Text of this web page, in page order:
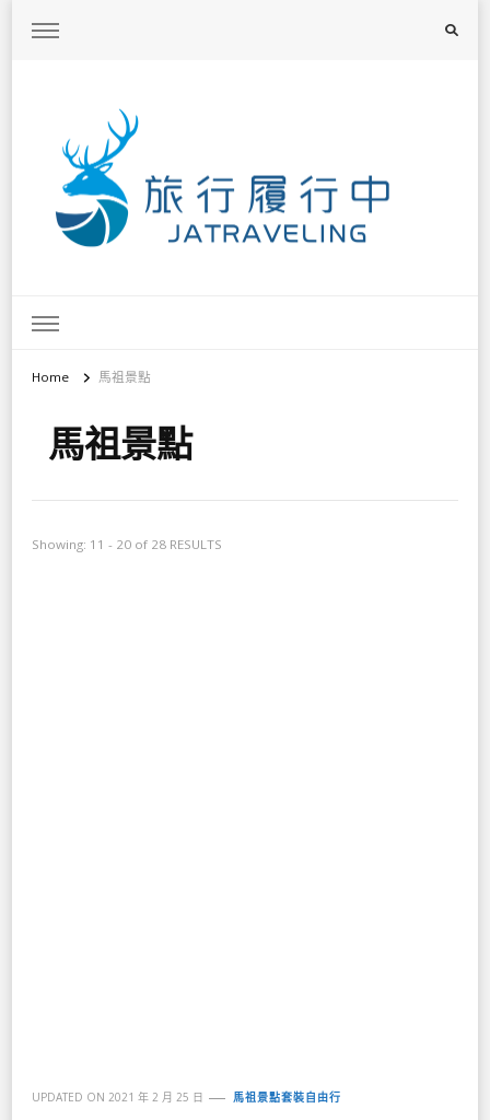
Home 馬祖景點
馬祖景點
Showing: 11 - 20 of 28 RESULTS
UPDATED ON 2021 年 2 月 25 日 馬祖景點套裝自由行